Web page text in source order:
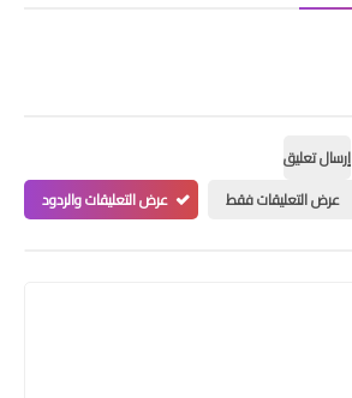
إرسال تعليق
عرض التعليقات فقط
عرض التعليقات والردود